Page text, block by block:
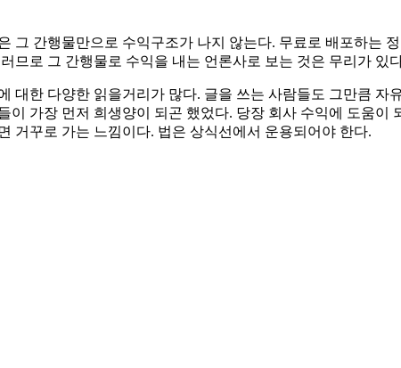
그 간행물만으로 수익구조가 나지 않는다. 무료로 배포하는
므로 그 간행물로 수익을 내는 언론사로 보는 것은 무리가 있
대한 다양한 읽을거리가 많다. 글을 쓰는 사람들도 그만큼
이 가장 먼저 희생양이 되곤 했었다. 당장 회사 수익에 도움
거꾸로 가는 느낌이다. 법은 상식선에서 운용되어야 한다.